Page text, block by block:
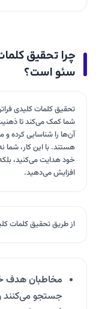
چرا تحقیق
سئو است؟
تحقیق کلمات کلیدی
شما کمک می‌کند تا
آن‌ها را شناسایی کرده و
هستند. با این کار،
خود هدایت می‌کنید،
افزایش می‌دهید.
از طریق تحقیق کلمات
مخاطبان هدف
جستجو می‌کنند